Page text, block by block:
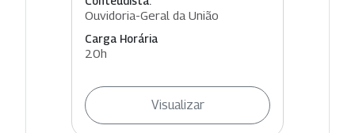
Ouvidoria-Geral da União
Carga Horária
20h
Visualizar